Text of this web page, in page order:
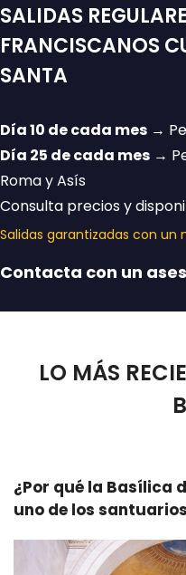
SALIDAS
FRANCISCANOS
SANTA
Día 10 de cada mes →
Día 25 de cada mes →
Roma y Asís
Consulta precios y
Salidas garantizadas con un
Contacta con un
LO MÁS
¿Por qué la Basílica
uno de los